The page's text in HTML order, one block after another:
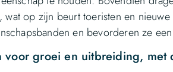
wat op zijn beurt toeristen en
en bevorderen ze
voor groei en uitbreiding,